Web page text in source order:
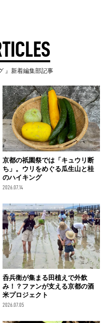
』新着編集部記事
京都の祇園祭では「キュウリ断
ち」。ウリをめぐる瓜生山と桂
のハイキング
2026.07.14
呑兵衛が集まる田植えで外飲
み！？ファンが支える京都の酒
米プロジェクト
2026.07.05